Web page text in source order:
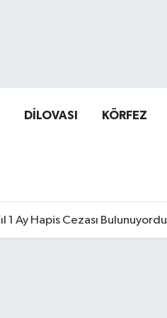
DİLOVASI KÖRFEZ
1 Ay Hapis Cezası Bulunuyordu